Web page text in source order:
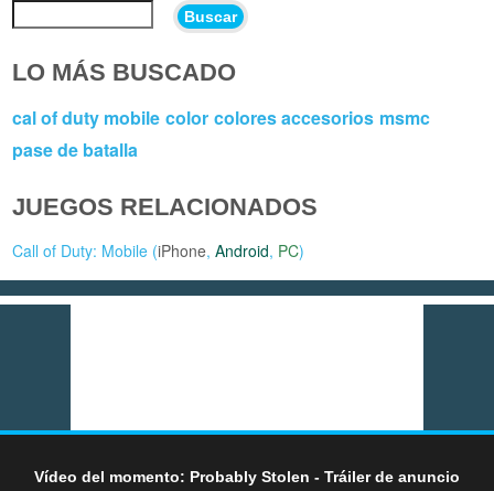
Buscar
LO MÁS BUSCADO
cal of duty mobile color colores accesorios msmc
pase de batalla
JUEGOS RELACIONADOS
Call of Duty: Mobile (iPhone,Android, PC)
Vídeo del momento: Probably Stolen - Tráiler de anuncio